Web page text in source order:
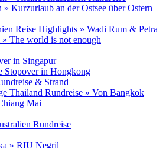
» Kurzurlaub an der Ostsee über Ostern
Reise Highlights » Wadi Rum & Petra
The world is not enough
in Singapur
Stopover in Hongkong
& Strand
Thailand Rundreise » Von Bangkok
Mai
Rundreise
» RIU Negril